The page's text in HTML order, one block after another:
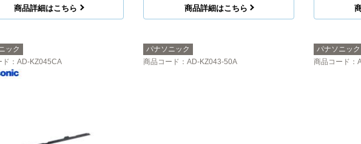
商品詳細はこちら 商品詳細はこちら
ック
ド ：AD-KZ045CA
パナソニック
商品コード ：AD-KZ043-50A
パナソニック
商品コード